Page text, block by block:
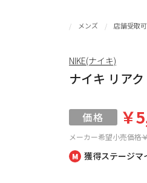
獲得ステージマ
メンズ 店舗受取
ナイキ リア
メーカー希望小売価格
￥
NIKE(ナイキ)